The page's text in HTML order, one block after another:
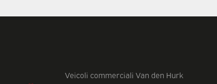
Veicoli commerciali Van den Hurk